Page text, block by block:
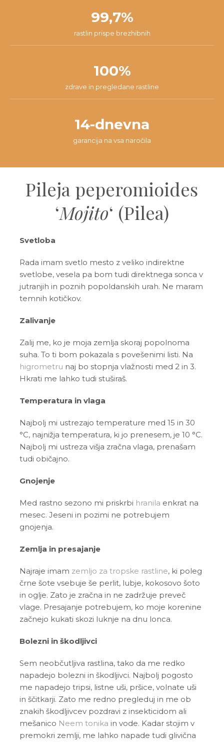
99,7%
rastlin prispe brezhibnih
100%
zdrave in pregledane rastline
14-dnevna
garancija na vsa naročila
Pileja peperomioides
‘Mojito‘ (Pilea)
Svetloba
Rada imam svetlo mesto z veliko indirektne
svetlobe, vesela pa bom tudi direktnega sonca v
jutranjih in poznih popoldanskih urah. Ne maram
temnih kotičkov.
Zalivanje
Zalij me, ko je moja zemlja skoraj popolnoma
suha. To ti bom pokazala s povešenimi listi. Na
higrometru naj bo stopnja vlažnosti med 2 in 3.
Hkrati me lahko tudi stuširaš.
Temperatura in vlaga
Najbolj mi ustrezajo temperature med 15 in 30
°C, najnižja temperatura, ki jo prenesem, je 10 °C.
Najbolj mi ustreza višja zračna vlaga, prenašam
tudi običajno.
Gnojenje
Med rastno sezono mi priskrbi hranila enkrat na
mesec. Jeseni in pozimi ne potrebujem
gnojenja.
Zemlja in presajanje
Najraje imam zemljo za tropske rastline, ki poleg
črne šote vsebuje še perlit, lubje, kokosovo šoto
in oglje. Zato je zračna in ne zadržuje preveč
vlage. Presajanje potrebujem, ko moje korenine
začnejo kukati skozi luknje na dnu lonca.
Bolezni in škodljivci
Sem neobčutljiva rastlina, tako da me redko
napadejo bolezni in škodljivci. Najbolj pogosto
me napadejo tripsi, listne uši, pršice, volnate uši
in ščitkarji. Zato me redno pregleduj in me ob
znakih škodljivcev pozdravi z insekticidom ali
mešanico Neem tonika in vode. Kadar stojim v
premokri zemlji, me lahko napade tudi glivična